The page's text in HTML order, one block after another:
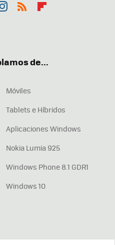
de...
Móviles
Tablets e Híbridos
Aplicaciones Windows
Nokia Lumia 925
Windows Phone 8.1 GDR1
Windows 10